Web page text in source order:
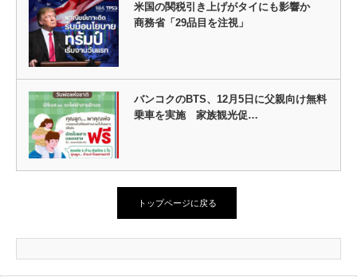
米国の関税引き上げがタイにも影響か
商務省「29品目を注視」
バンコクのBTS、12月5日に父親向け無料
乗車を実施 家族観光促…
トップページに戻る